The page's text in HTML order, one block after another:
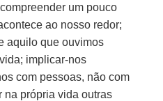
um pouco
ao nosso redor;
aquilo que ouvimos
implicar-nos
com pessoas, não com
na própria vida outras